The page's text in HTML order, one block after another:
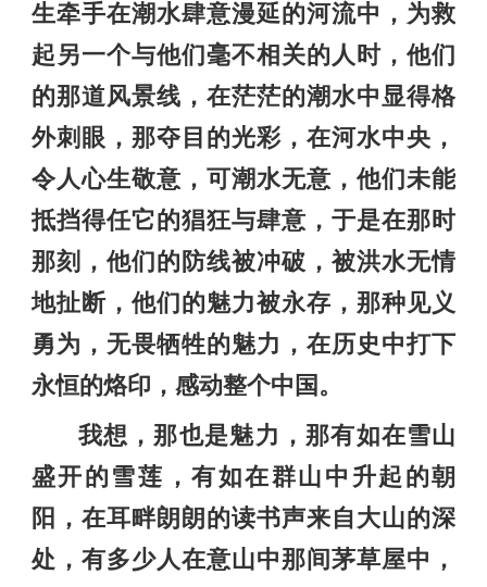
生牵手在潮水肆意漫延的河流中，为救
起另一个与他们毫不相关的人时，他们
的那道风景线，在茫茫的潮水中显得格
外刺眼，那夺目的光彩，在河水中央，
令人心生敬意，可潮水无意，他们未能
抵挡得任它的猖狂与肆意，于是在那时
那刻，他们的防线被冲破，被洪水无情
地扯断，他们的魅力被永存，那种见义
勇为，无畏牺牲的魅力，在历史中打下
永恒的烙印，感动整个中国。
我想，那也是魅力，那有如在雪山
盛开的雪莲，有如在群山中升起的朝
阳，在耳畔朗朗的读书声来自大山的深
处，有多少人在意山中那间茅草屋中，